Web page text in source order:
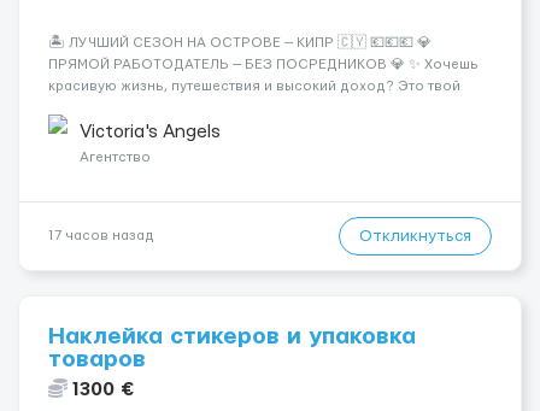
🏝️ ЛУЧШИЙ СЕЗОН НА ОСТРОВЕ — КИПР 🇨🇾 💶💶💶 💎
ПРЯМОЙ РАБОТОДАТЕЛЬ — БЕЗ ПОСРЕДНИКОВ 💎 ✨ Хочешь
красивую жизнь, путешествия и высокий доход? Это твой
Опытная команда с годами практики — Стабильный поток
клиентов (без ...
Victoria's Angels
Агентство
17 часов назад Откликнуться
Наклейка стикеров и упаковка
товаров
1300 €